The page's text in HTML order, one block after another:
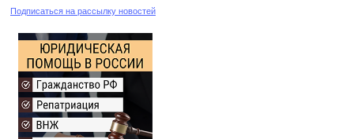
Подписаться на рассылку новостей